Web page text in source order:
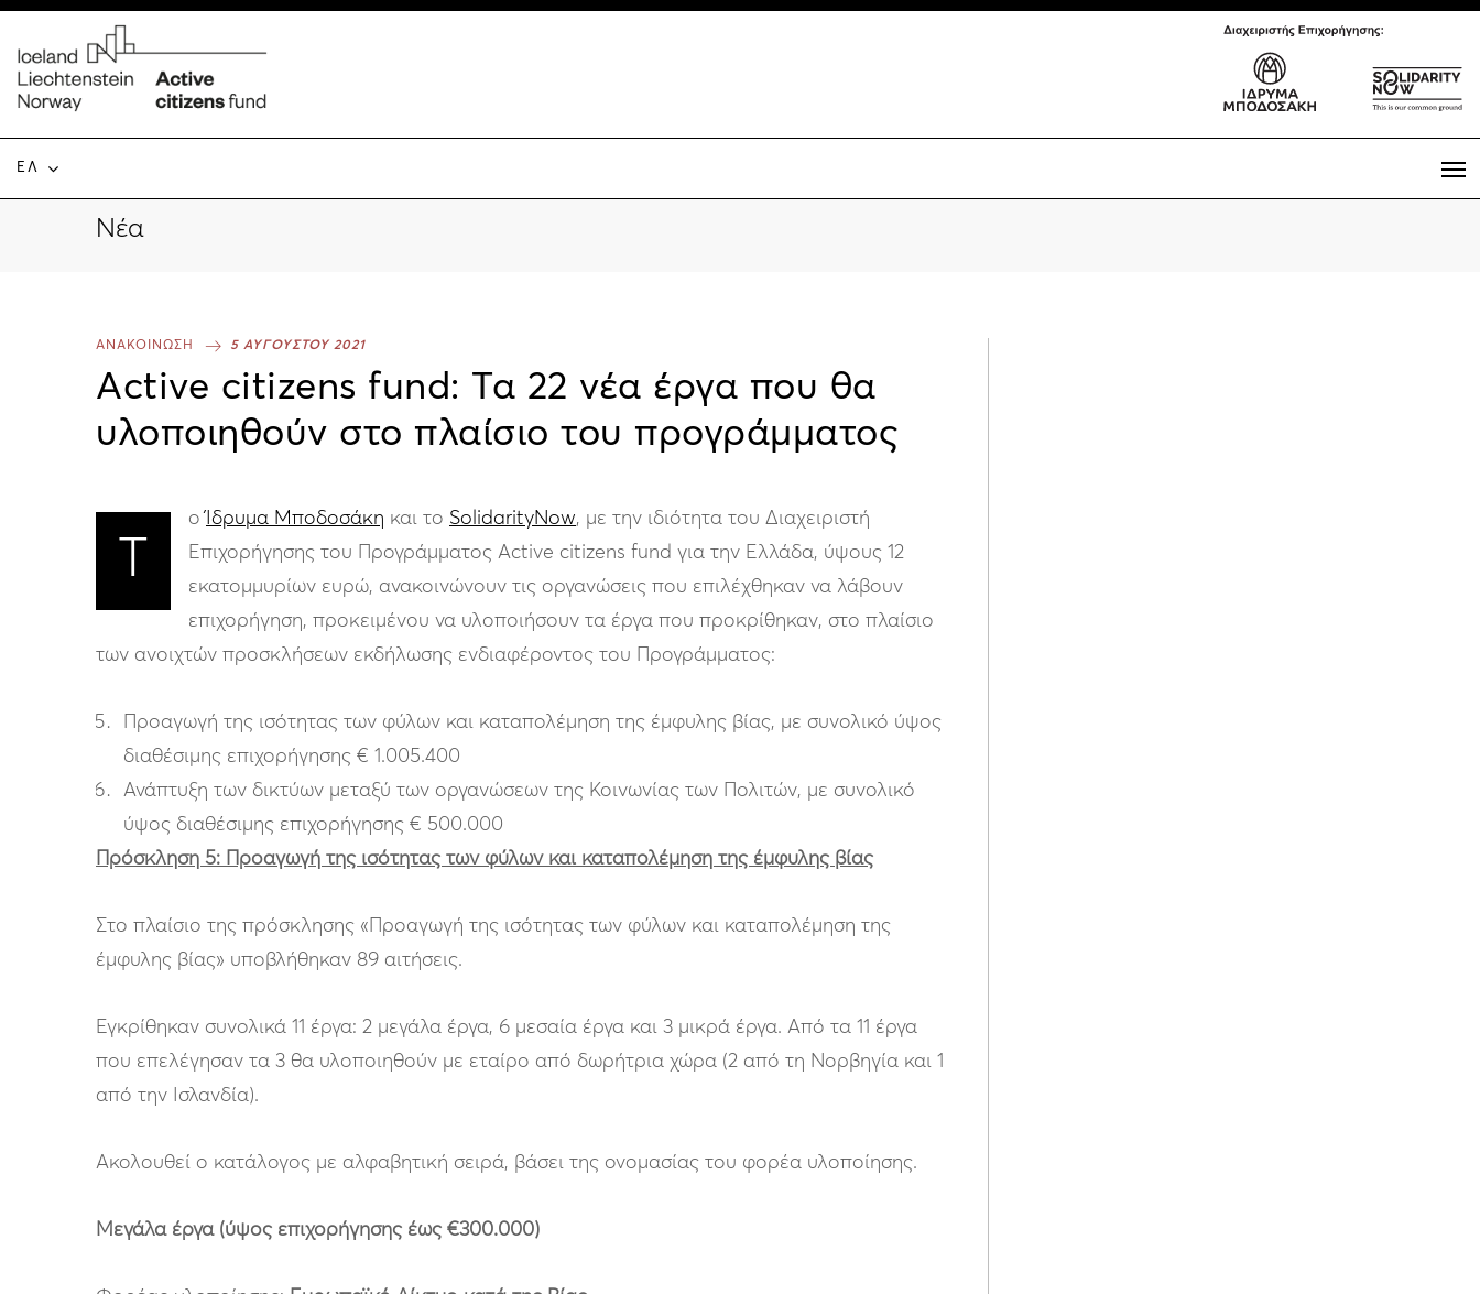
ΕΛ
Νέα
ΑΝΑΚΟΙΝΩΣΗ 5 ΑΥΓΟΥΣΤΟΥ 2021
Active citizens fund: Τα 22 νέα έργα που θα
υλοποιηθούν στο πλαίσιο του προγράμματος
Τ
ο Ίδρυμα Μποδοσάκη και το SolidarityNow, με την ιδιότητα του Διαχειριστή
Επιχορήγησης του Προγράμματος Active citizens fund για την Ελλάδα, ύψους 12
εκατομμυρίων ευρώ, ανακοινώνουν τις οργανώσεις που επιλέχθηκαν να λάβουν
επιχορήγηση, προκειμένου να υλοποιήσουν τα έργα που προκρίθηκαν, στο πλαίσιο
των ανοιχτών προσκλήσεων εκδήλωσης ενδιαφέροντος του Προγράμματος:
Προαγωγή της ισότητας των φύλων και καταπολέμηση της έμφυλης βίας, με συνολικό ύψος
διαθέσιμης επιχορήγησης € 1.005.400
Ανάπτυξη των δικτύων μεταξύ των οργανώσεων της Κοινωνίας των Πολιτών, με συνολικό
ύψος διαθέσιμης επιχορήγησης € 500.000
Πρόσκληση 5: Προαγωγή της ισότητας των φύλων και καταπολέμηση της έμφυλης βίας
Στο πλαίσιο της πρόσκλησης «Προαγωγή της ισότητας των φύλων και καταπολέμηση της
έμφυλης βίας» υποβλήθηκαν 89 αιτήσεις.
Εγκρίθηκαν συνολικά 11 έργα: 2 μεγάλα έργα, 6 μεσαία έργα και 3 μικρά έργα. Από τα 11 έργα
που επελέγησαν τα 3 θα υλοποιηθούν με εταίρο από δωρήτρια χώρα (2 από τη Νορβηγία και 1
από την Ισλανδία).
Ακολουθεί ο κατάλογος με αλφαβητική σειρά, βάσει της ονομασίας του φορέα υλοποίησης.
Μεγάλα έργα (ύψος επιχορήγησης έως €300.000)